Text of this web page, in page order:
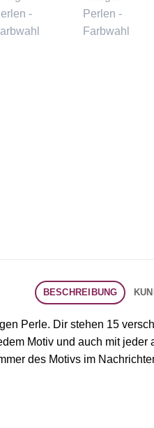
BESCHREIBUNG
Perle. Dir stehen 15
Motiv und auch mit
des Motivs im